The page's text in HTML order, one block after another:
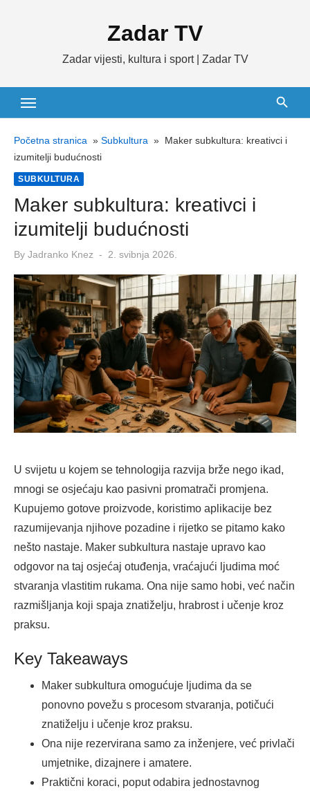
Zadar TV
Zadar vijesti, kultura i sport | Zadar TV
Početna stranica » Subkultura » Maker subkultura: kreativci i
izumitelji budućnosti
SUBKULTURA
Maker subkultura: kreativci i
izumitelji budućnosti
By Jadranko Knez
Posted
2. svibnja 2026.
U svijetu u kojem se tehnologija razvija brže nego ikad,
mnogi se osjećaju kao pasivni promatrači promjena.
Kupujemo gotove proizvode, koristimo aplikacije bez
razumijevanja njihove pozadine i rijetko se pitamo kako
nešto nastaje. Maker subkultura nastaje upravo kao
odgovor na taj osjećaj otuđenja, vraćajući ljudima moć
stvaranja vlastitim rukama. Ona nije samo hobi, već način
razmišljanja koji spaja znatiželju, hrabrost i učenje kroz
praksu.
Key Takeaways
Maker subkultura omogućuje ljudima da se
ponovno povežu s procesom stvaranja, potičući
znatiželju i učenje kroz praksu.
Ona nije rezervirana samo za inženjere, već privlači
umjetnike, dizajnere i amatere.
Praktični koraci, poput odabira jednostavnog